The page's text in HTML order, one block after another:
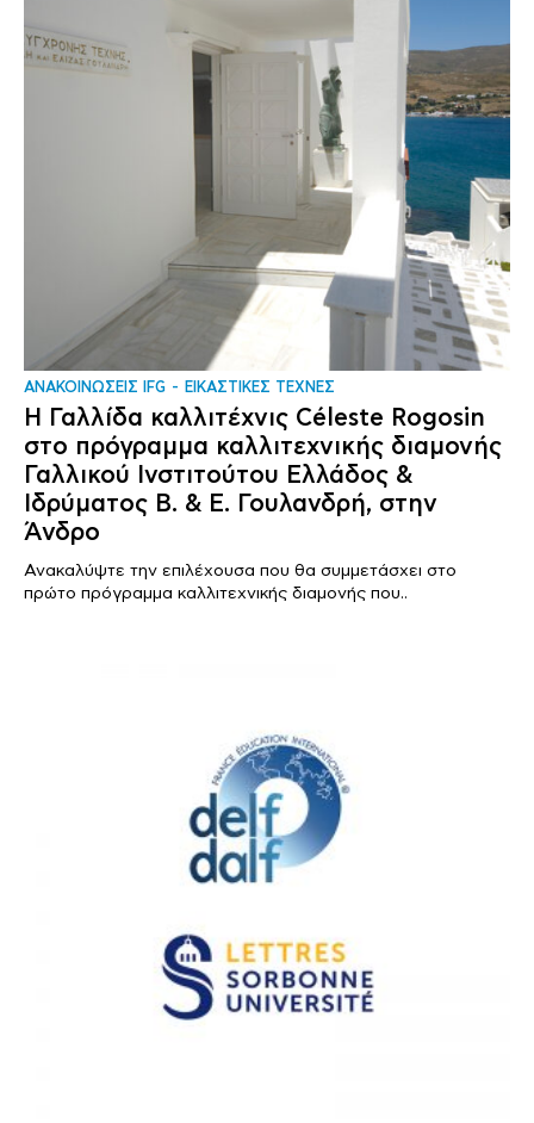
ΑΝΑΚΟΙΝΩΣΕΙΣ IFG ΕΙΚΑΣΤΙΚΕΣ ΤΕΧΝΕΣ
Η Γαλλίδα καλλιτέχνις Céleste Rogosin
στο πρόγραμμα καλλιτεχνικής διαμονής
Γαλλικού Ινστιτούτου Ελλάδος &
Ιδρύματος Β. & Ε. Γουλανδρή, στην
Άνδρο
Ανακαλύψτε την επιλέχουσα που θα συμμετάσχει στο
πρώτο πρόγραμμα καλλιτεχνικής διαμονής που..